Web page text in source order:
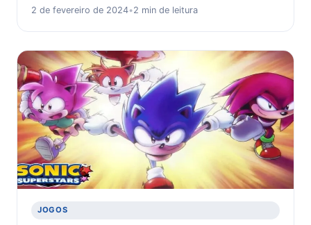
2 de fevereiro de 2024•2 min de leitura
JOGOS